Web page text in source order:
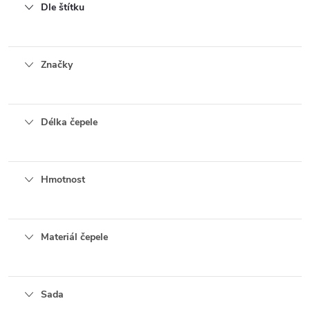
Dle štítku
Značky
Délka čepele
Hmotnost
Materiál čepele
Sada